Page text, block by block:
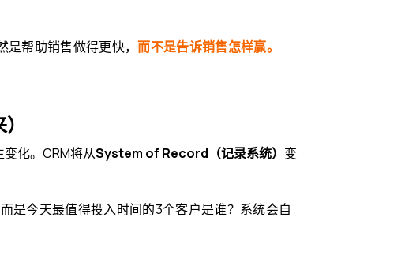
是帮助销售做得更快，而不是告诉销售怎样赢。
化。CRM将从System of Record（记录系统） 变
而是今天最值得投入时间的3个客户是谁？ 系统会自